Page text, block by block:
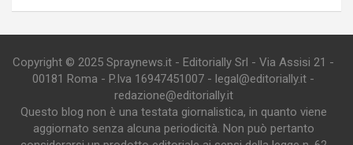
Copyright © 2025 Spraynews.it - Editorially Srl - Via Assisi 21 -
00181 Roma - P.Iva 16947451007 - legal@editorially.it -
redazione@editorially.it
Questo blog non è una testata giornalistica, in quanto viene
aggiornato senza alcuna periodicità. Non può pertanto